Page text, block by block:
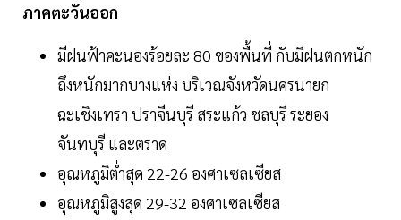
ภาคตะวันออก
มีฝนฟ้าคะนองร้อยละ 80 ของพื้นที่ กับมีฝนตกหนัก
ถึงหนักมากบางแห่ง บริเวณจังหวัดนครนายก
ฉะเชิงเทรา ปราจีนบุรี สระแก้ว ชลบุรี ระยอง
จันทบุรี และตราด
อุณหภูมิต่ำสุด 22-26 องศาเซลเซียส
อุณหภูมิสูงสุด 29-32 องศาเซลเซียส